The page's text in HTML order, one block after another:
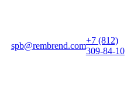
spb@rembrend.com
+7 (812)
309-84-10